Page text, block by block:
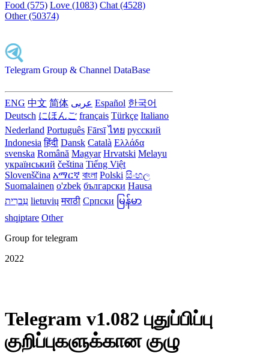
Food (575) Love (1083) Chat (4528)
Other (50374)
Telegram Group & Channel DataBase
ENG 中文 简体 عربى Español 한국어
Deutsch にほんご français Türkçe Italiano
Nederland Português Fārsī‎ ไทย русский
Indonesia हिंदी Dansk‎ Català Ελλάδα
svenska Română Magyar Hrvatski Melayu
український čeština Tiếng Việt
Slovenščina አማርኛ বাংলা Polski සිංහල
Suomalainen o'zbek български Hausa
עִברִית lietuvių मराठी Српски မြန်မာ
shqiptare Other
Group for telegram
2022
Telegram v1.082 புதுப்பிப்பு
குறிப்புகளுக்கான குழு